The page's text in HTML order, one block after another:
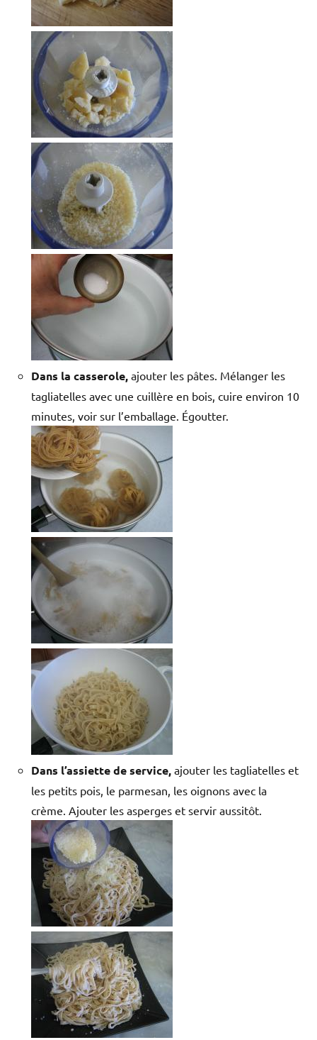
Dans la casserole, ajouter les pâtes. Mélanger les
tagliatelles avec une cuillère en bois, cuire environ 10
minutes, voir sur l’emballage. Égoutter.
Dans l’assiette de service, ajouter les tagliatelles et
les petits pois, le parmesan, les oignons avec la
crème. Ajouter les asperges et servir aussitôt.